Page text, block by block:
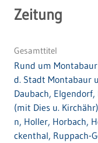
Zeitung
Gesamttitel
Rund um
d. Stadt Montabaur
Daubach,
(mit Dies u.
n, Holler, Horbach,
ckenthal, Ruppach-